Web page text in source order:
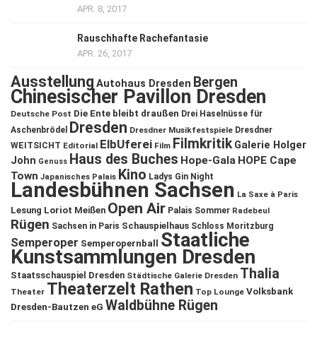
APR. 8, 2017
Rauschhafte Rachefantasie
APR. 26, 2017
Ausstellung Autohaus Dresden Bergen
Chinesischer Pavillon Dresden
Deutsche Post Die Ente bleibt draußen Drei Haselnüsse für
Aschenbrödel
Dresden Dresdner Musikfestspiele Dresdner
WEITSICHT Editorial ElbUferei Film Filmkritik Galerie Holger
John Genuss Haus des Buches Hope-Gala HOPE Cape
Town Japanisches Palais Kino Ladys Gin Night
Landesbühnen Sachsen La Saxe à Paris
Lesung Loriot Meißen Open Air Palais Sommer Radebeul
Rügen Sachsen in Paris Schauspielhaus Schloss Moritzburg
Semperoper Semperopernball Staatliche
Kunstsammlungen Dresden
Staatsschauspiel Dresden Städtische Galerie Dresden Thalia
Theater Theaterzelt Rathen Top Lounge Volksbank
Dresden-Bautzen eG Waldbühne Rügen